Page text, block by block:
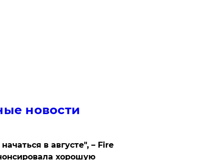
новости
в августе", – Fire
хорошую